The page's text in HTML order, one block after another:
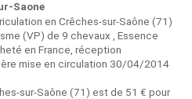
Saone
en Crêches-sur-Saône (71)
(VP) de 9 chevaux , Essence
en France, réception
mise en circulation 30/04/2014
sur-Saône (71) est de 51 € pour